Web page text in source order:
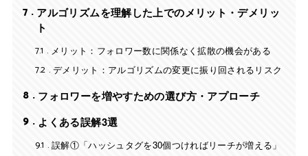
7
アルゴリズムを理解した上でのメリット・デメリッ
ト
7.1
メリット：フォロワー数に関係なく拡散の機会がある
7.2 デメリット：アルゴリズムの変更に振り回されるリスク
8 フォロワーを増やすための選び方・アプローチ
9
よくある誤解3選
9.1
誤解①「ハッシュタグを30個つければリーチが増える」